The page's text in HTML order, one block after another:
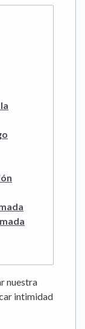
nuestra
intimidad